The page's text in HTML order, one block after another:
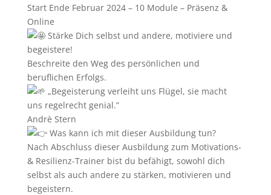
Start Ende Februar 2024 – 10 Module – Präsenz &
Online
Stärke Dich selbst und andere, motiviere und
begeistere!
Beschreite den Weg des persönlichen und
beruflichen Erfolgs.
„Begeisterung verleiht uns Flügel, sie macht
uns regelrecht genial.”
Andrè Stern
Was kann ich mit dieser Ausbildung tun?
Nach Abschluss dieser Ausbildung zum Motivations-
& Resilienz-Trainer bist du befähigt, sowohl dich
selbst als auch andere zu stärken, motivieren und
begeistern.